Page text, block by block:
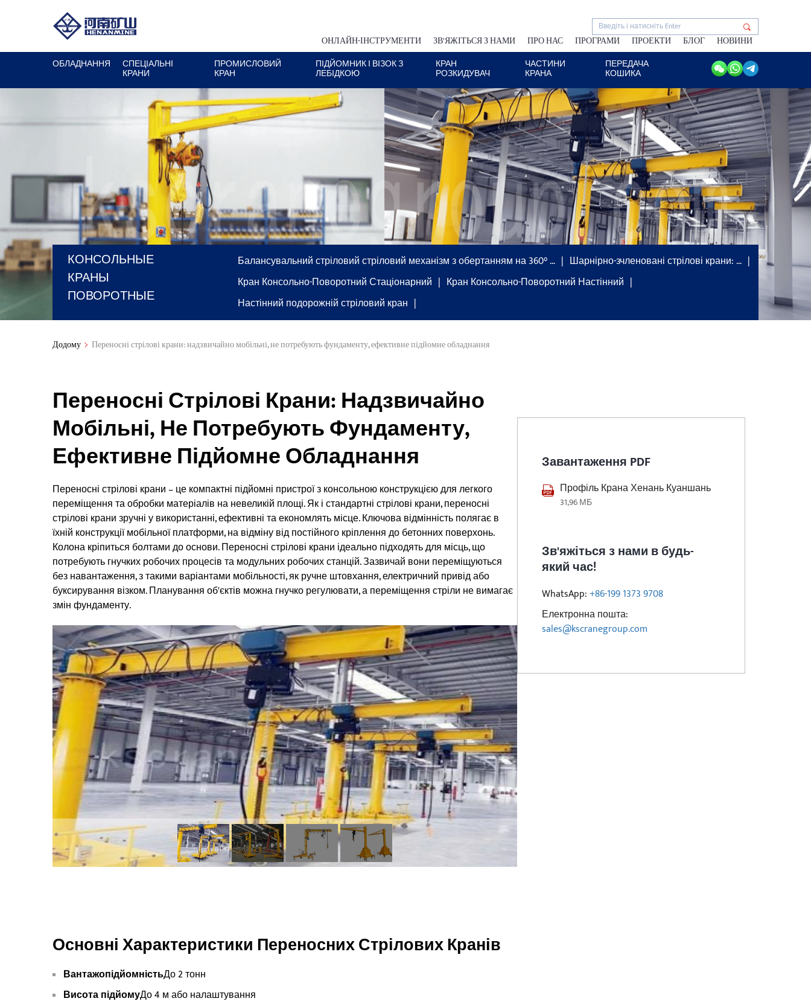
ОНЛАЙН-ІНСТРУМЕНТИ ЗВ'ЯЖІТЬСЯ З НАМИ ПРО НАС ПРОГРАМИ ПРОЕКТИ БЛОГ
НОВИНИ
ОБЛАДНАННЯ
СПЕЦІАЛЬНІ
КРАНИ
ПРОМИСЛОВИЙ
КРАН
ПІДЙОМНИК І ВІЗОК З
ЛЕБІДКОЮ
КРАН
РОЗКИДУВАЧ
ЧАСТИНИ
КРАНА
ПЕРЕДАЧА
КОШИКА
КОНСОЛЬНЫЕ
КРАНЫ
ПОВОРОТНЫЕ
Балансувальний стріловий стріловий механізм з обертанням на 360° …
Шарнірно-зчленовані стрілові крани: …
Кран Консольно-Поворотний Стаціонарний
Кран Консольно-Поворотний Настінний
Настінний подорожній стріловий кран
Додому Переносні стрілові крани: надзвичайно мобільні, не потребують фундаменту, ефективне підйомне обладнання
Переносні Стрілові Крани: Надзвичайно
Мобільні, Не Потребують Фундаменту,
Ефективне Підйомне Обладнання
Переносні стрілові крани – це компактні підйомні пристрої з консольною конструкцією для легкого
переміщення та обробки матеріалів на невеликій площі. Як і стандартні стрілові крани, переносні
стрілові крани зручні у використанні, ефективні та економлять місце. Ключова відмінність полягає в
їхній конструкції мобільної платформи, на відміну від постійного кріплення до бетонних поверхонь.
Колона кріпиться болтами до основи. Переносні стрілові крани ідеально підходять для місць, що
потребують гнучких робочих процесів та модульних робочих станцій. Зазвичай вони переміщуються
без навантаження, з такими варіантами мобільності, як ручне штовхання, електричний привід або
буксирування візком. Планування об'єктів можна гнучко регулювати, а переміщення стріли не вимагає
змін фундаменту.
Основні Характеристики Переносних Стрілових Кранів
ВантажопідйомністьДо 2 тонн
Висота підйомуДо 4 м або налаштування
Завантаження PDF
Профіль Крана Хенань Куаншань
31,96 МБ
Зв'яжіться з нами в будь-
який час!
WhatsApp:+86-199 1373 9708
Електронна пошта:
sales@kscranegroup.com